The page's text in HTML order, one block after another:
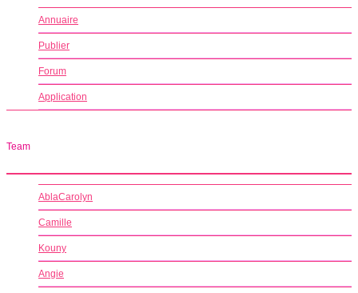
Annuaire
Publier
Forum
Application
Team
AblaCarolyn
Camille
Kouny
Angie